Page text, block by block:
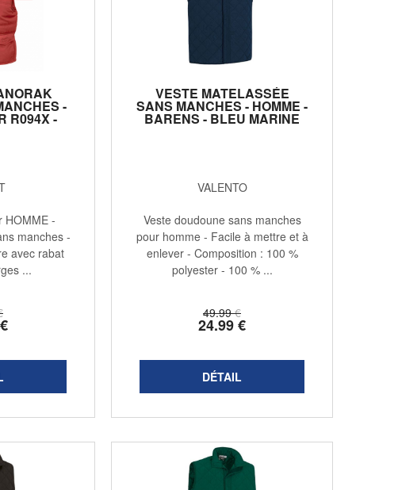
-
R094X -
€
HOMME -
manches -
avec rabat
...
VESTE MATELASSÉE
SANS MANCHES - HOMME -
BARENS - BLEU MARINE
VALENTO
49.99 €
24.99€
Veste doudoune sans manches
pour homme - Facile à mettre et à
enlever - Composition : 100 %
polyester - 100 % ...